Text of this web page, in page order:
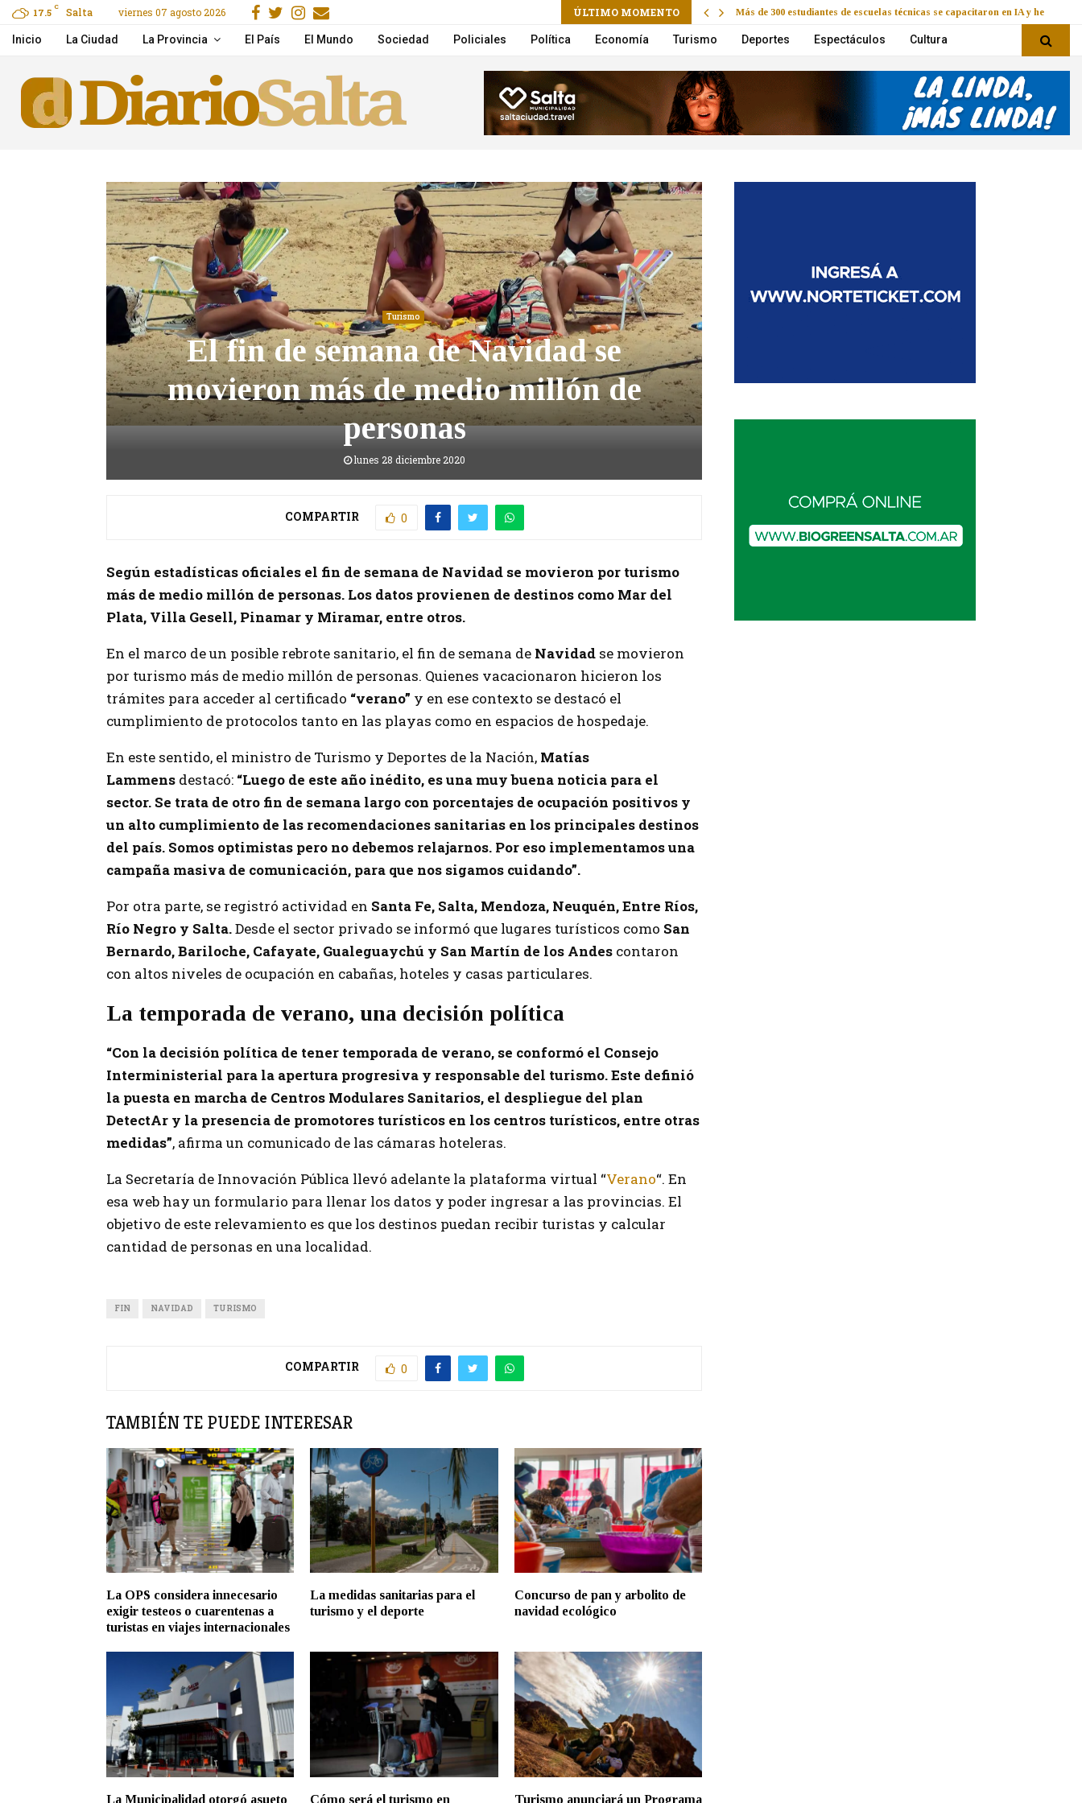
17.5 C Salta viernes 07 agosto 2026 ÚLTIMO MOMENTO
to Claim, Wager & Play Hidden Jack Casino gids: registratie, bonussen, betaalmethoden en mobiel voor Nederlandse spelers Más de 300 estudiantes de escuelas técnicas se capacitaron en IA y
Facebook
Gorjeo
Instagram
Email
Inicio La Ciudad La Provincia El País El Mundo Sociedad Policiales Política Economía Turismo Deportes Espectáculos Cultura
Turismo
El fin de semana de Navidad se
movieron más de medio millón de
personas
lunes 28 diciembre 2020
COMPARTIR 0
Según estadísticas oficiales el fin de semana de Navidad se movieron por turismo
más de medio millón de personas. Los datos provienen de destinos como Mar del
Plata, Villa Gesell, Pinamar y Miramar, entre otros.
En el marco de un posible rebrote sanitario, el fin de semana de Navidad se movieron
por turismo más de medio millón de personas. Quienes vacacionaron hicieron los
trámites para acceder al certificado “verano” y en ese contexto se destacó el
cumplimiento de protocolos tanto en las playas como en espacios de hospedaje.
En este sentido, el ministro de Turismo y Deportes de la Nación, Matías
Lammens destacó: “Luego de este año inédito, es una muy buena noticia para el
sector. Se trata de otro fin de semana largo con porcentajes de ocupación positivos y
un alto cumplimiento de las recomendaciones sanitarias en los principales destinos
del país. Somos optimistas pero no debemos relajarnos. Por eso implementamos una
campaña masiva de comunicación, para que nos sigamos cuidando”.
Por otra parte, se registró actividad en Santa Fe, Salta, Mendoza, Neuquén, Entre Ríos,
Río Negro y Salta.Desde el sector privado se informó que lugares turísticos como San
Bernardo, Bariloche, Cafayate, Gualeguaychú y San Martín de los Andes contaron
con altos niveles de ocupación en cabañas, hoteles y casas particulares.
La temporada de verano, una decisión política
“Con la decisión política de tener temporada de verano, se conformó el Consejo
Interministerial para la apertura progresiva y responsable del turismo. Este definió
la puesta en marcha de Centros Modulares Sanitarios, el despliegue del plan
DetectAr y la presencia de promotores turísticos en los centros turísticos, entre otras
medidas”, afirma un comunicado de las cámaras hoteleras.
La Secretaría de Innovación Pública llevó adelante la plataforma virtual “Verano“. En
esa web hay un formulario para llenar los datos y poder ingresar a las provincias. El
objetivo de este relevamiento es que los destinos puedan recibir turistas y calcular
cantidad de personas en una localidad.
FIN NAVIDAD TURISMO
COMPARTIR 0
TAMBIÉN TE PUEDE INTERESAR
La OPS considera innecesario
exigir testeos o cuarentenas a
turistas en viajes internacionales
La medidas sanitarias para el
turismo y el deporte
Concurso de pan y arbolito de
navidad ecológico
La Municipalidad otorgó asueto Cómo será el turismo en Turismo anunciará un Programa